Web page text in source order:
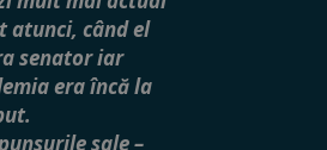
atunci, când el
senator iar
era încă la
sale –